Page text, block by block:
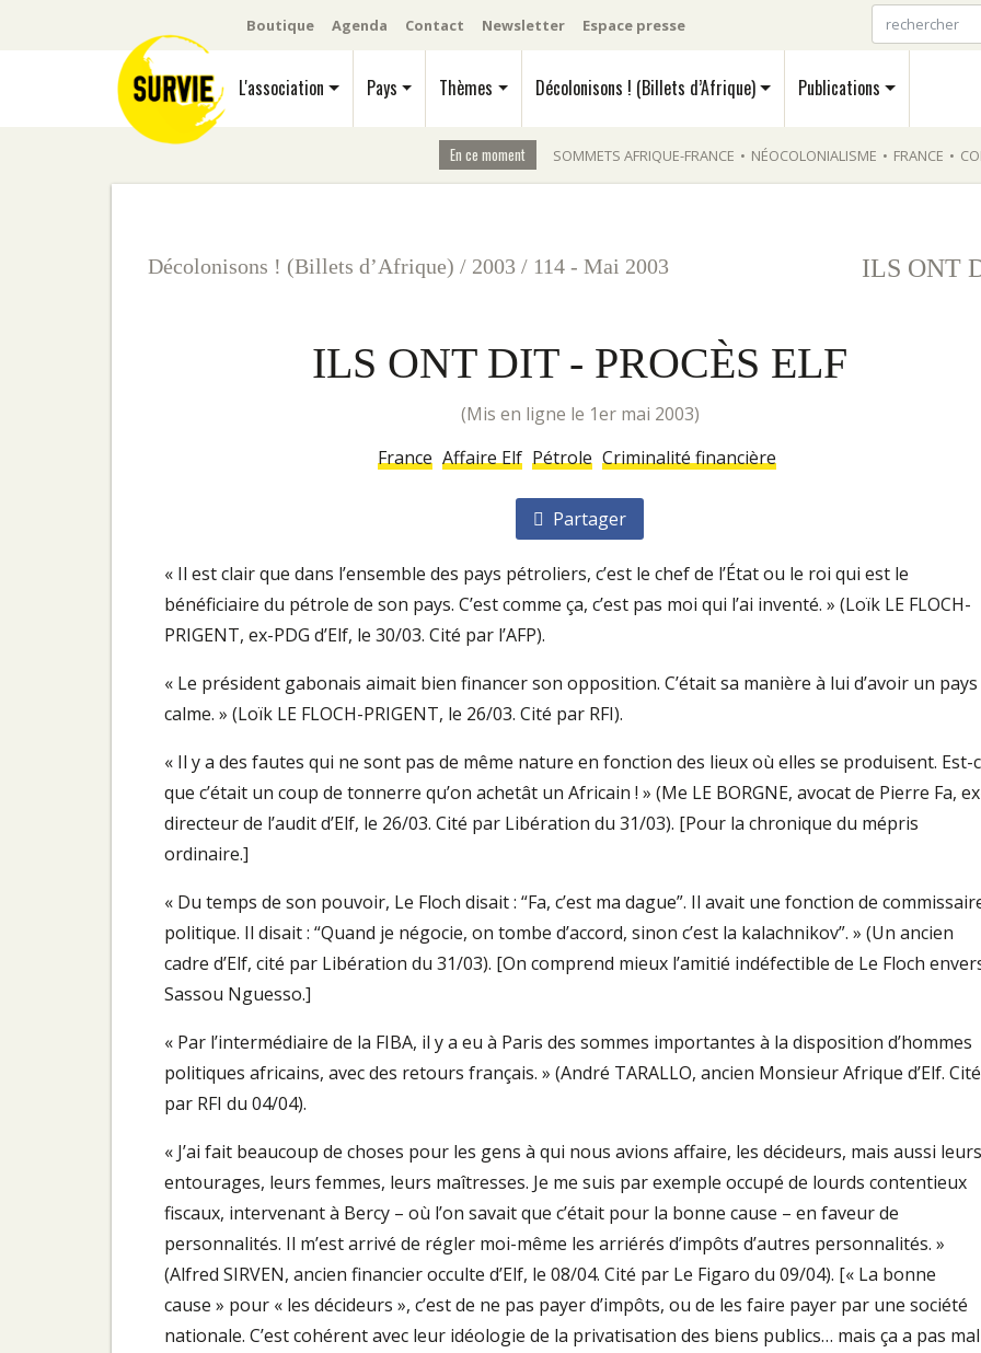
Boutique Agenda Contact Newsletter Espace presse
L'association Pays Thèmes Décolonisons ! (Billets d’Afrique) Publications
En ce moment SOMMETS AFRIQUE-FRANCE • NÉOCOLONIALISME • FRANCE •
Décolonisons ! (Billets d’Afrique) / 2003 / 114 - Mai 2003 ILS ONT
ILS ONT DIT - PROCÈS ELF
(mis en ligne le 1er mai 2003)
France Affaire Elf Pétrole Criminalité financière
Partager
« Il est clair que dans l’ensemble des pays pétroliers, c’est le chef de l’État ou le roi qui est le
bénéficiaire du pétrole de son pays. C’est comme ça, c’est pas moi qui l’ai inventé. » (Loïk LE FLOCH-
PRIGENT, ex-PDG d’Elf, le 30/03. Cité par l’AFP).
« Le président gabonais aimait bien financer son opposition. C’était sa manière à lui d’avoir un pays
calme. » (Loïk LE FLOCH-PRIGENT, le 26/03. Cité par RFI).
« Il y a des fautes qui ne sont pas de même nature en fonction des lieux où elles se produisent. Est-
que c’était un coup de tonnerre qu’on achetât un Africain ! » (Me LE BORGNE, avocat de Pierre Fa,
directeur de l’audit d’Elf, le 26/03. Cité par Libération du 31/03). [Pour la chronique du mépris
ordinaire.]
« Du temps de son pouvoir, Le Floch disait : “Fa, c’est ma dague”. Il avait une fonction de
politique. Il disait : “Quand je négocie, on tombe d’accord, sinon c’est la kalachnikov”. » (Un ancien
cadre d’Elf, cité par Libération du 31/03). [On comprend mieux l’amitié indéfectible de Le Floch
Sassou Nguesso.]
« Par l’intermédiaire de la FIBA, il y a eu à Paris des sommes importantes à la disposition d’hommes
politiques africains, avec des retours français. » (André TARALLO, ancien Monsieur Afrique d’Elf. Cité
par RFI du 04/04).
« J’ai fait beaucoup de choses pour les gens à qui nous avions affaire, les décideurs, mais aussi leurs
entourages, leurs femmes, leurs maîtresses. Je me suis par exemple occupé de lourds contentieux
fiscaux, intervenant à Bercy – où l’on savait que c’était pour la bonne cause – en faveur de
personnalités. Il m’est arrivé de régler moi-même les arriérés d’impôts d’autres personnalités. »
(Alfred SIRVEN, ancien financier occulte d’Elf, le 08/04. Cité par Le Figaro du 09/04). [« La bonne
cause » pour « les décideurs », c’est de ne pas payer d’impôts, ou de les faire payer par une société
nationale. C’est cohérent avec leur idéologie de la privatisation des biens publics… mais ça a pas mal